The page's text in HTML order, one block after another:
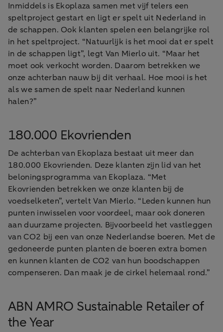
Inmiddels is Ekoplaza samen met vijf telers een
speltproject gestart en ligt er spelt uit Nederland in
de schappen. Ook klanten spelen een belangrijke rol
in het speltproject. “Natuurlijk is het mooi dat er spelt
in de schappen ligt”, legt Van Mierlo uit. “Maar het
moet ook verkocht worden. Daarom betrekken we
onze achterban nauw bij dit verhaal. Hoe mooi is het
als we samen de spelt naar Nederland kunnen
halen?”
180.000 Ekovrienden
De achterban van Ekoplaza bestaat uit meer dan
180.000 Ekovrienden. Deze klanten zijn lid van het
beloningsprogramma van Ekoplaza. “Met
Ekovrienden betrekken we onze klanten bij de
voedselketen”, vertelt Van Mierlo. “Leden kunnen hun
punten inwisselen voor voordeel, maar ook doneren
aan duurzame projecten. Bijvoorbeeld het vastleggen
van CO2 bij een van onze Nederlandse boeren. Met de
gedoneerde punten planten de boeren extra bomen
en kunnen klanten de CO2 van hun boodschappen
compenseren. Dan maak je de cirkel helemaal rond.”
ABN AMRO Sustainable Retailer of
the Year